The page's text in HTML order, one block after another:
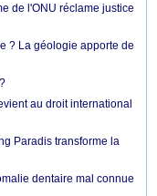
de l'ONU réclame justice
? La géologie apporte de
au droit international
Paradis transforme la
dentaire mal connue